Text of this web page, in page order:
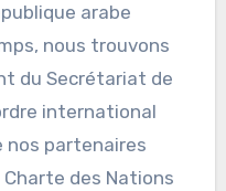
arabe
nous trouvons
du Secrétariat de
international
nos partenaires
des Nations